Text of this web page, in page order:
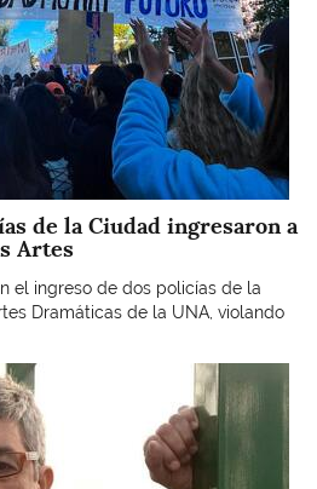
de la Ciudad ingresaron a
Artes
el ingreso de dos policías de la
Dramáticas de la UNA, violando